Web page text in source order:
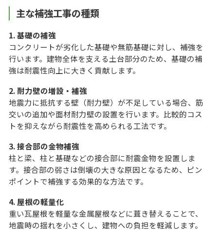
主な補強工事の種類
1. 基礎の補強
コンクリートが劣化した基礎や無筋基礎に対し、補強を
行います。建物全体を支える土台部分のため、基礎の補
強は耐震性向上に大きく貢献します。
2. 耐力壁の増設・補強
地震力に抵抗する壁（耐力壁）が不足している場合、筋
交いの追加や面材耐力壁の設置を行います。比較的コス
トを抑えながら耐震性を高められる工法です。
3. 接合部の金物補強
柱と梁、柱と基礎などの接合部に耐震金物を設置しま
す。接合部の弱さは倒壊の大きな原因となるため、ピン
ポイントで補強する効果的な方法です。
4. 屋根の軽量化
重い瓦屋根を軽量な金属屋根などに葺き替えることで、
地震時の揺れを小さくし、建物への負担を軽減します。